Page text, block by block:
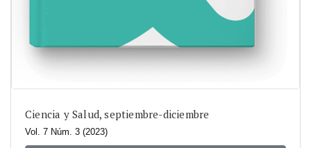
Ciencia y Salud, septiembre-diciembre
Vol. 7 Núm. 3 (2023)